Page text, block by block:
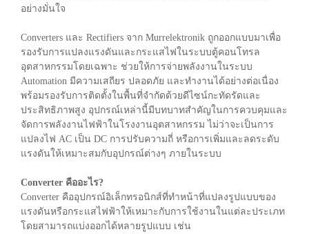
อย่างมั่นใจ
Converters และ Rectifiers จาก Murrelektronik ถูกออกแบบมาเพื่อ
รองรับการแปลงแรงดันและกระแสไฟในระบบตู้คอนโทรล
อุตสาหกรรมโดยเฉพาะ ช่วยให้การจ่ายพลังงานในระบบ
Automation มีความเสถียร ปลอดภัย และทำงานได้อย่างต่อเนื่อง
พร้อมรองรับการติดตั้งในพื้นที่จำกัดด้วยดีไซน์กะทัดรัดและ
ประสิทธิภาพสูง อุปกรณ์เหล่านี้มีบทบาทสำคัญในการควบคุมและ
จัดการพลังงานไฟฟ้าในโรงงานอุตสาหกรรม ไม่ว่าจะเป็นการ
แปลงไฟ AC เป็น DC การปรับความถี่ หรือการเพิ่มและลดระดับ
แรงดันให้เหมาะสมกับอุปกรณ์ต่างๆ ภายในระบบ
Converter คืออะไร?
Converter คืออุปกรณ์อิเล็กทรอนิกส์ที่ทำหน้าที่แปลงรูปแบบของ
แรงดันหรือกระแสไฟฟ้าให้เหมาะกับการใช้งานในแต่ละประเภท
โดยสามารถแบ่งออกได้หลายรูปแบบ เช่น